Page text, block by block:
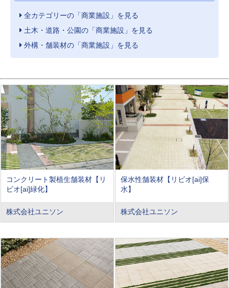
お気に入り
全カテゴリーの「商業施設」を見る
土木・道路・公園の「商業施設」を見る
外構・舗装材の「商業施設」を見る
コンクリート製植生舗装材【リ
ビオ[ai]緑化】
株式会社ユニソン
保水性舗装材【リビオ[ai]保
水】
株式会社ユニソン